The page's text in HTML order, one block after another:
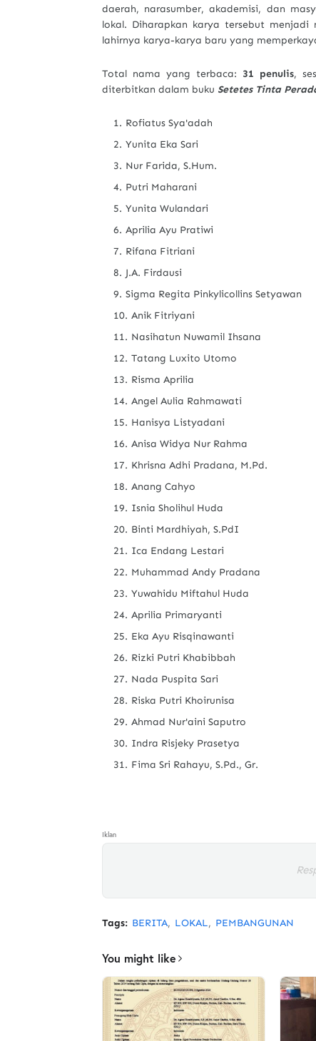
daerah, narasumber, akademisi, dan
lokal. Diharapkan karya tersebut menjadi
lahirnya karya-karya baru yang
Total nama yang terbaca: 31 penulis,
diterbitkan dalam buku Setetes Tinta
Rofiatus Sya'adah
Yunita Eka Sari
Nur Farida, S.Hum.
Putri Maharani
Yunita Wulandari
Aprilia Ayu Pratiwi
Rifana Fitriani
J.A. Firdausi
Sigma Regita Pinkylicollins Setyawan
Anik Fitriyani
Nasihatun Nuwamil Ihsana
Tatang Luxito Utomo
Risma Aprilia
Angel Aulia Rahmawati
Hanisya Listyadani
Anisa Widya Nur Rahma
Khrisna Adhi Pradana, M.Pd.
Anang Cahyo
Isnia Sholihul Huda
Binti Mardhiyah, S.PdI
Ica Endang Lestari
Muhammad Andy Pradana
Yuwahidu Miftahul Huda
Aprilia Primaryanti
Eka Ayu Risqinawanti
Rizki Putri Khabibbah
Nada Puspita Sari
Riska Putri Khoirunisa
Ahmad Nur'aini Saputro
Indra Risjeky Prasetya
Fima Sri Rahayu, S.Pd., Gr.
Iklan
Tags: BERITA LOKAL PEMBANGUNAN
You might like